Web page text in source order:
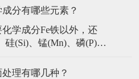
工，或装有数控系统
术水平呢?接下来，小
为大家详细介绍下。​
分有哪些元素？
学成分Fe铁以外，还
硅(Si)、锰(Mn)、磷(P)、
很少，但对钢材性能
理有哪几种？